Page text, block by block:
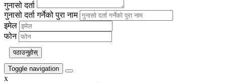
गुनासो दर्ता
गुनासो दर्ता गर्नेको पुरा नाम
इमेल
फोन
पठाउनुहोस्
Toggle navigation
x